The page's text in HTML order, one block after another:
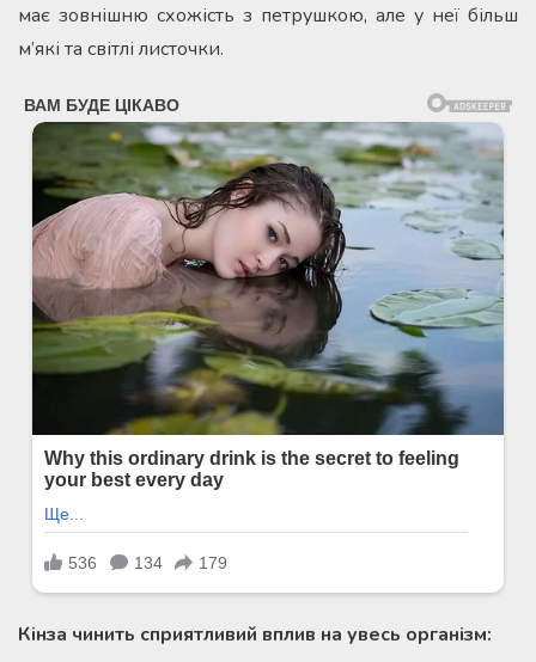
має зовнішню схожість з петрушкою, але у неї більш
м’які та світлі листочки.
Кінза чинить сприятливий вплив на увесь організм: